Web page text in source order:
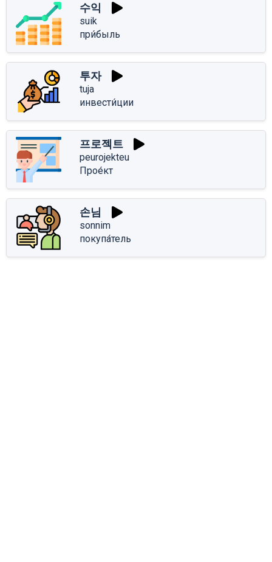
수익
suik
при́быль
투자
tuja
инвести́ции
프로젝트
peurojekteu
Прое́кт
손님
sonnim
покупа́тель